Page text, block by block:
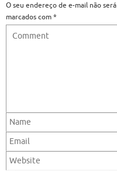
O seu endereço de e-mail não
marcados com*